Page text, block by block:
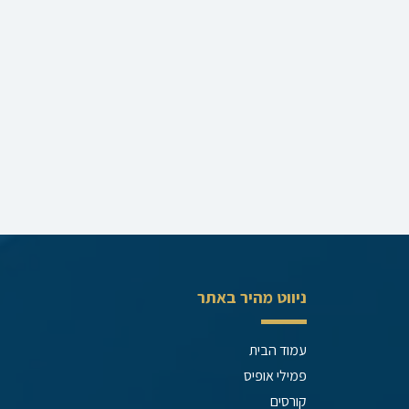
ניווט מהיר באתר
עמוד הבית
פמילי אופיס
קורסים